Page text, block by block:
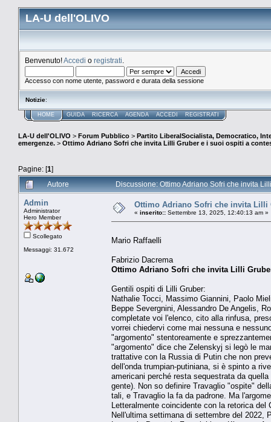
LA-U dell'OLIVO
Benvenuto!Accedi o registrati
Accesso con nome utente, password e durata della sessione
Notizie:
HOME GUIDA RICERCA AGENDA ACCEDI REGISTRATI
LA-U dell'OLIVO > Forum Pubblico > Partito LiberalSocialista, Democratico,
emergenze. > Ottimo Adriano Sofri che invita Lilli Gruber e i suoi ospiti a
Pagine: [1]
Autore
Discussione: Ottimo Adriano Sofri che invita
Admin
Administrator
Hero Member
Scollegato
Messaggi: 31.672
Ottimo Adriano Sofri che invita Lilli
« inserito:: Settembre 13, 2025, 12:40:13 am »
Mario Raffaelli
Fabrizio Dacrema
Ottimo Adriano Sofri che invita Lilli
Gentili ospiti di Lilli Gruber:
Nathalie Tocci, Massimo Giannini, Paolo
Beppe Severgnini, Alessandro De Angelis,
completate voi l'elenco, cito alla rinfusa,
vorrei chiedervi come mai nessuna e
"argomento" stentoreamente e
"argomento" dice che Zelenskyj si legò le
trattative con la Russia di Putin che non
dell'onda trumpian-putiniana, si è spinto a
americani perché resta sequestrata da
gente). Non so definire Travaglio "ospite"
tali, e Travaglio la fa da padrone. Ma
Letteralmente coincidente con la retorica del
Nell'ultima settimana di settembre del 2022,